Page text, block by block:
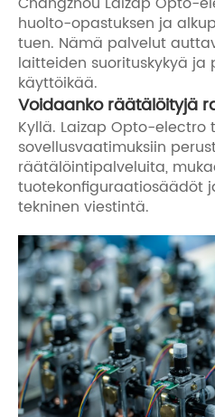
huolto-opastuksen ja
tuen. Nämä palvelut
laitteiden suorituskykyä
käyttöikää.
Voidaanko räätälöityjä
Kyllä. Laizap Opto-electro
sovellusvaatimuksiin
räätälöintipalveluita,
tuotekonfiguraatiosäädöt
tekninen viestintä.